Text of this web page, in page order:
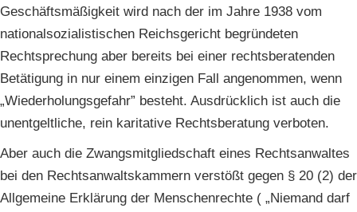
Geschäftsmäßigkeit wird nach der im Jahre 1938 vom
nationalsozialistischen Reichsgericht begründeten
Rechtsprechung aber bereits bei einer rechtsberatenden
Betätigung in nur einem einzigen Fall angenommen, wenn
„Wiederholungsgefahr” besteht. Ausdrücklich ist auch die
unentgeltliche, rein karitative Rechtsberatung verboten.
Aber auch die Zwangsmitgliedschaft eines Rechtsanwaltes
bei den Rechtsanwaltskammern verstößt gegen § 20 (2) der
Allgemeine Erklärung der Menschenrechte ( „Niemand darf